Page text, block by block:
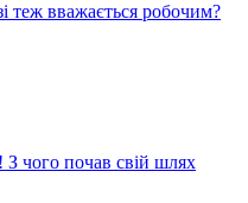
прикарпатський
дерева?